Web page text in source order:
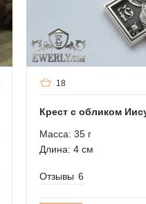
18
Крест с обликом
Масса: 35 г
Длина: 4 см
Отзывы 6